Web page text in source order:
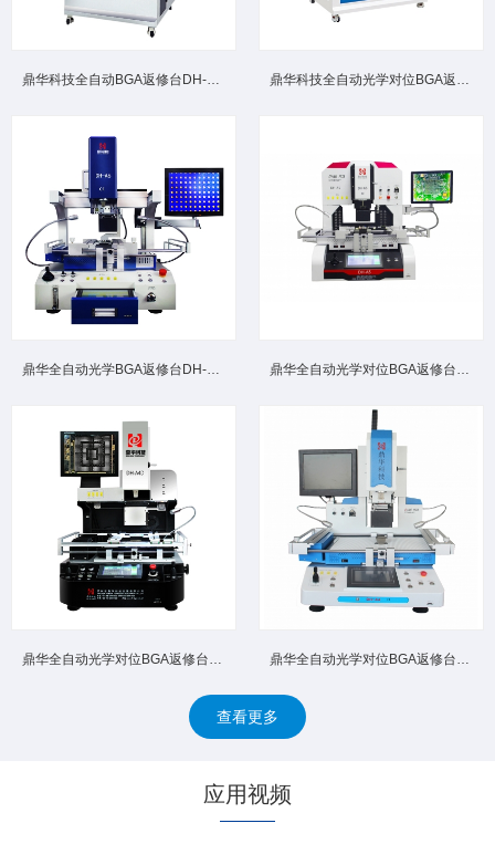
鼎华科技全自动BGA返修台DH-A8高端大型机型柜式全自动光学... 鼎华科技全自动光学对位BGA返修台DH-A7 工业级高效精准芯片...
鼎华全自动光学BGA返修台DH‑A6 多器件兼容贴片芯片返修设... 鼎华全自动光学对位BGA返修台DH-A5高精度贴装防错位偏移精...
鼎华全自动光学对位BGA返修台DH‑A4D 高精密光学对位杜绝... 鼎华全自动光学对位BGA返修台DH‑A4 自动拆卸焊接自动回收...
查看更多
应用视频